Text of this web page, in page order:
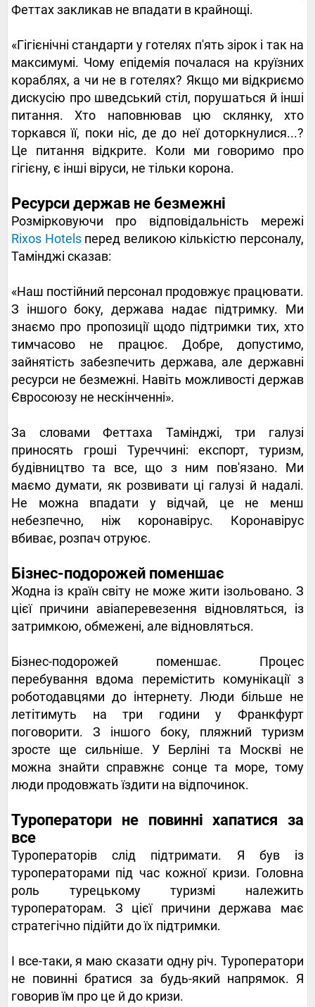
Феттах закликав не впадати в крайнощі.
«Гігієнічні стандарти у готелях п'ять зірок і так на
максимумі. Чому епідемія почалася на круїзних
кораблях, а чи не в готелях? Якщо ми відкриємо
дискусію про шведський стіл, порушаться й інші
питання. Хто наповнював цю склянку, хто
торкався її, поки ніс, де до неї доторкнулися...?
Це питання відкрите. Коли ми говоримо про
гігієну, є інші віруси, не тільки корона.
Ресурси держав не безмежні
Розмірковуючи про відповідальність мережі
Rixos Hotelsперед великою кількістю персоналу,
Тамінджі сказав:
«Наш постійний персонал продовжує працювати.
З іншого боку, держава надає підтримку. Ми
знаємо про пропозиції щодо підтримки тих, хто
тимчасово не працює. Добре, допустимо,
зайнятість забезпечить держава, але державні
ресурси не безмежні. Навіть можливості держав
Євросоюзу не нескінченні».
За словами Феттаха Тамінджі, три галузі
приносять гроші Туреччині: експорт, туризм,
будівництво та все, що з ним пов'язано. Ми
маємо думати, як розвивати ці галузі й надалі.
Не можна впадати у відчай, це не менш
небезпечно, ніж коронавірус. Коронавірус
вбиває, розпач отруює.
Бізнес-подорожей поменшає
Жодна із країн світу не може жити ізольовано. З
цієї причини авіаперевезення відновляться, із
затримкою, обмежені, але відновляться.
Бізнес-подорожей поменшає. Процес
перебування вдома перемістить комунікації з
роботодавцями до інтернету. Люди більше не
летітимуть на три години у Франкфурт
поговорити. З іншого боку, пляжний туризм
зросте ще сильніше. У Берліні та Москві не
можна знайти справжнє сонце та море, тому
люди продовжать їздити на відпочинок.
Туроператори не повинні хапатися за
все
Туроператорів слід підтримати. Я був із
туроператорами під час кожної кризи. Головна
роль турецькому туризмі належить
туроператорам. З цієї причини держава має
стратегічно підійти до їх підтримки.
І все-таки, я маю сказати одну річ. Туроператори
не повинні братися за будь-який напрямок. Я
говорив їм про це й до кризи.